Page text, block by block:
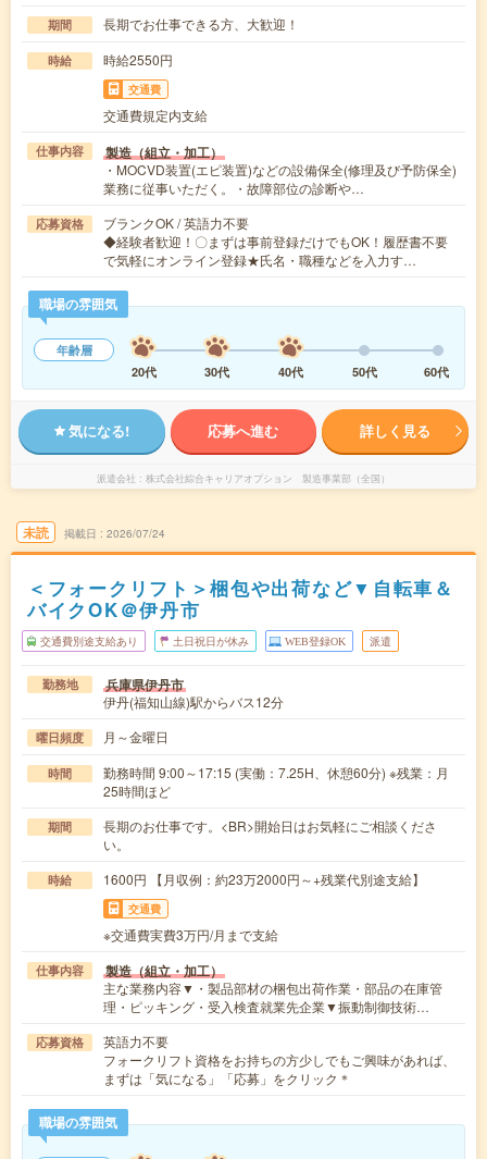
期間 長期でお仕事できる方、大歓迎！
時給 時給2550円
交通費
交通費規定内支給
仕事内容 製造（組立・加工）
・MOCVD装置(エピ装置)などの設備保全(修理及び予防保全)
業務に従事いただく。・故障部位の診断や…
応募資格
ブランクOK / 英語力不要
◆経験者歓迎！〇まずは事前登録だけでもOK！履歴書不要
で気軽にオンライン登録★氏名・職種などを入力す…
職場の雰囲気
年齢層
20代
30代 40代 50代 60代
気になる! 応募へ進む 詳しく見る
派遣会社 株式会社綜合キャリアオプション 製造事業部（全国）
未読 掲載日 2026/07/24
＜フォークリフト＞梱包や出荷など▼自転車＆
バイクOK＠伊丹市
交通費別途支給あり 土日祝日が休み WEB登録OK 派遣
勤務地 兵庫県伊丹市
伊丹(福知山線)駅からバス12分
曜日頻度 月～金曜日
時間
勤務時間 9:00～17:15 (実働：7.25H、休憩60分) ※残業：月
25時間ほど
期間
長期のお仕事です。<BR>開始日はお気軽にご相談くださ
い。
時給 1600円 【月収例：約23万2000円～+残業代別途支給】
交通費
※交通費実費3万円/月まで支給
仕事内容 製造（組立・加工）
主な業務内容▼・製品部材の梱包出荷作業・部品の在庫管
理・ピッキング・受入検査就業先企業▼振動制御技術…
応募資格
英語力不要
フォークリフト資格をお持ちの方少しでもご興味があれば、
まずは「気になる」「応募」をクリック＊
職場の雰囲気